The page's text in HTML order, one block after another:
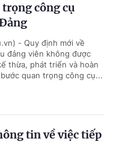
công cụ
- Quy định mới về
đảng viên không được
thừa, phát triển và hoàn
quan trọng công cụ...
tin về việc tiếp